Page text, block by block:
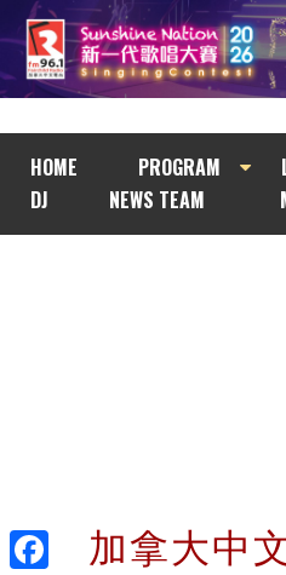
HOME PROGRAM
DJ
NEWS TEAM
加拿大中